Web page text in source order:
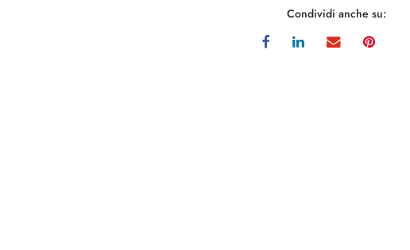
Condividi anche su: